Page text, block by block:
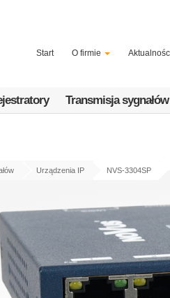
Start
O firmie
Transmisja sygnałów
Urządzenia IP NVS-3304SP